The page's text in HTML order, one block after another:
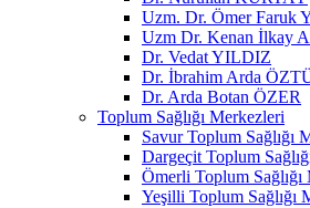
Uzm. Dr. Ömer Faruk
Uzm Dr. Kenan İlkay
Dr. Vedat YILDIZ
Dr. İbrahim Arda
Dr. Arda Botan ÖZER
Toplum Sağlığı Merkezleri
Savur Toplum Sağlığı
Dargeçit Toplum
Ömerli Toplum Sağlığı
Yeşilli Toplum Sağlığı